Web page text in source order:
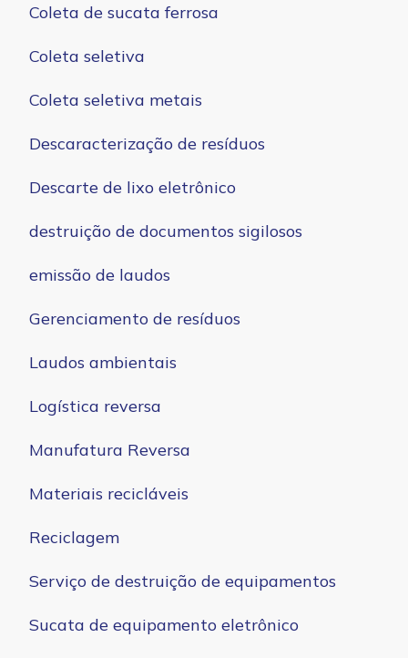
Coleta de sucata ferrosa
Coleta seletiva
Coleta seletiva metais
Descaracterização de resíduos
Descarte de lixo eletrônico
destruição de documentos sigilosos
emissão de laudos
Gerenciamento de resíduos
Laudos ambientais
Logística reversa
Manufatura Reversa
Materiais recicláveis
Reciclagem
Serviço de destruição de equipamentos
Sucata de equipamento eletrônico